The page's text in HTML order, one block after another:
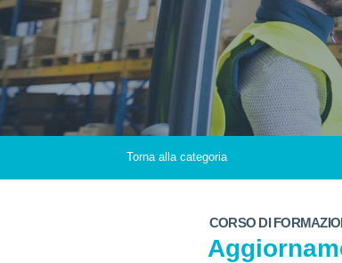
Tutela Sport Ambiente
Antincendio
Cantieri
Certificazioni
Haccp
Torna alla categoria
CORSO DI